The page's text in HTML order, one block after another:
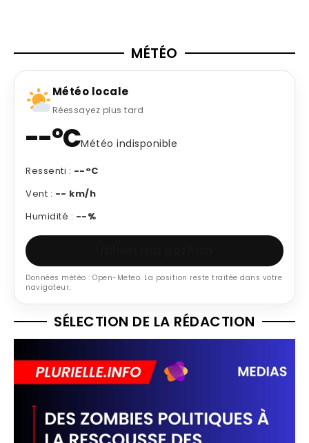
MÉTÉO
Météo locale
Réessayez plus tard
--°CMétéo indisponible
Ressenti : --°C
Vent : -- km/h
Humidité : --%
Données météo : Open-Meteo. La position reste traitée dans votre
navigateur.
SÉLECTION DE LA RÉDACTION